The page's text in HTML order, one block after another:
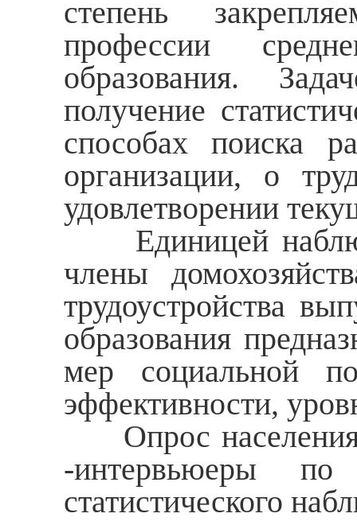
степень
профессии
образования.
получение
способах поиска
организации, о
удовлетворении
Единицей
члены
трудоустройства
образования
мер социальной
эффективности,
Опрос населения
-интервьюеры по
статистического